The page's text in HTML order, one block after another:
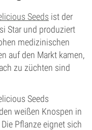
Seeds ist der
Star und produziert
medizinischen
auf den Markt kamen,
zu züchten sind
Seeds
weißen Knospen in
Pflanze eignet sich